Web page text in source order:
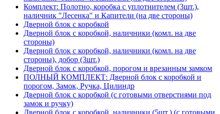
Комплект: Полотно, коробка с уплотнителем (3шт.),
наличник "Лесенка" и Капители (на две стороны)
Дверной блок с коробкой
Дверной блок с коробкой, наличники (комл. на две
стороны)
Дверной блок с коробкой, наличники (комл. на две
стороны), добор (3шт.)
Дверной блок с коробкой, порогом и врезанным замком
ПОЛНЫЙ КОМПЛЕКТ: Дверной блок с коробкой и
порогом, Замок, Ручка, Цилиндр
Дверной блок с коробкой (с готовыми отверстиями под
замок и ручку)
Дверной блок с коробкой, наличники (5шт.) (с готовыми